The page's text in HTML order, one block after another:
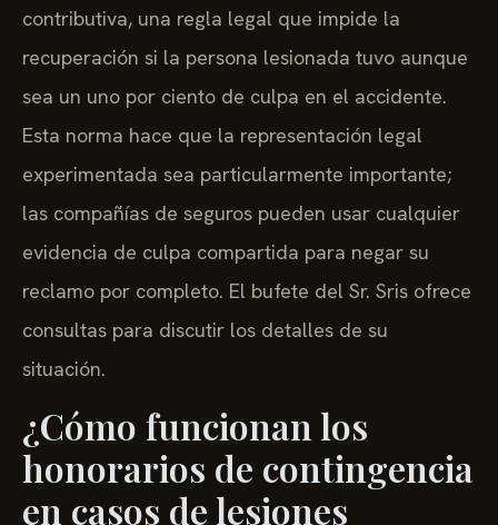
contributiva, una regla legal que impide la
recuperación si la persona lesionada tuvo aunque
sea un uno por ciento de culpa en el accidente.
Esta norma hace que la representación legal
experimentada sea particularmente importante;
las compañías de seguros pueden usar cualquier
evidencia de culpa compartida para negar su
reclamo por completo. El bufete del Sr. Sris ofrece
consultas para discutir los detalles de su
situación.
¿Cómo funcionan los
honorarios de contingencia
en casos de lesiones